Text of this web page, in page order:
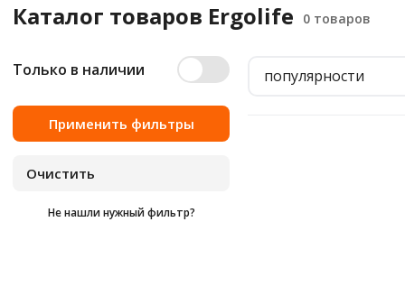
Каталог товаров Ergolife
Только в наличии
Не нашли нужный фильтр?
популярности